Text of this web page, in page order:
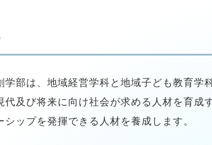
学部は、地域経営学科と地域子ども教育
代及び将来に向け社会が求める人材を育
ップを発揮できる人材を養成します。